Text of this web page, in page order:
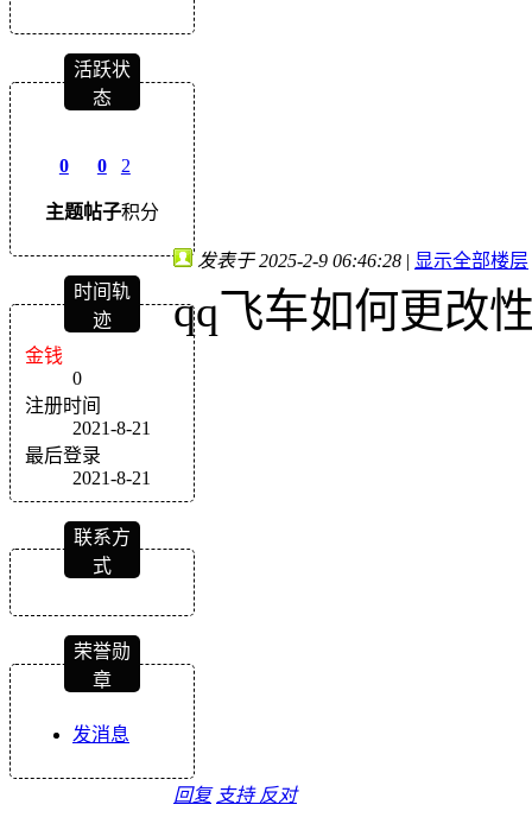
活跃状
态
0
主题
0
帖子
2
积分
时间轨
迹
金钱
0
注册时间
2021-8-21
最后登录
2021-8-21
联系方
式
荣誉勋
章
发消息
发表于 2025-2-9 06:46:28 | 显示全部楼层
qq飞车如何更改
回复 支持 反对